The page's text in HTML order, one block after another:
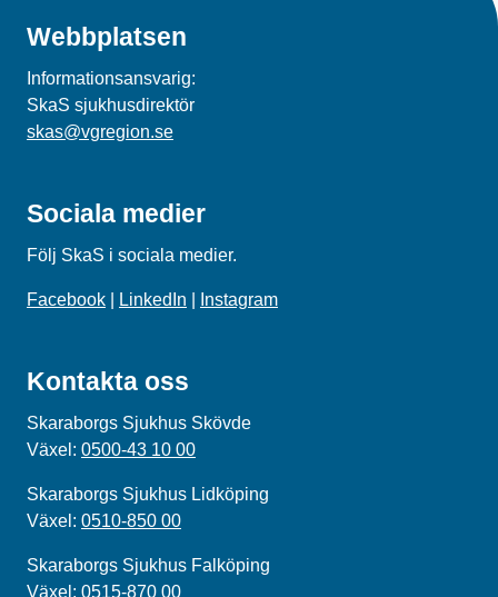
Webbplatsen
Informationsansvarig:
SkaS sjukhusdirektör
skas@vgregion.se
Sociala medier
Följ SkaS i sociala medier.
Facebook LinkedIn Instagram
Kontakta oss
Skaraborgs Sjukhus Skövde
Växel: 0500-43 10 00
Skaraborgs Sjukhus Lidköping
Växel: 0510-850 00
Skaraborgs Sjukhus Falköping
Växel: 0515-870 00